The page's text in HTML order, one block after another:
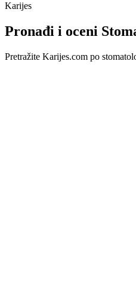
Karijes
Pronađi i oceni
Pretražite Karijes.com po